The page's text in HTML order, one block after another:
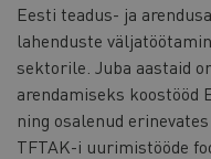
Eesti teadus- ja
lahenduste
sektorile. Juba aastaid
arendamiseks koostööd
ning osalenud
TFTAK-i uurimistööde